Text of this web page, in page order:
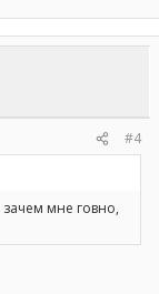
#4
зачем мне говно,